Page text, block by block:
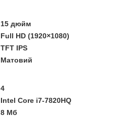
15 дюйм
Full HD (1920×1080)
TFT IPS
Матовий
4
Intel Core i7-7820HQ
8 Мб